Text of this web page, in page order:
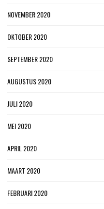
NOVEMBER 2020
OKTOBER 2020
SEPTEMBER 2020
AUGUSTUS 2020
JULI 2020
MEI 2020
APRIL 2020
MAART 2020
FEBRUARI 2020